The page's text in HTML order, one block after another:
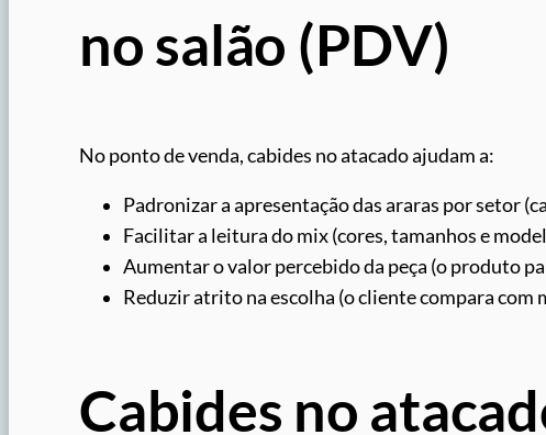
no salão (PDV)
No ponto de venda, cabides no atacado ajudam a:
Padronizar a apresentação das araras por setor
Facilitar a leitura do mix (cores, tamanhos e
Aumentar o valor percebido da peça (o produto
Reduzir atrito na escolha (o cliente compara com
Cabides no